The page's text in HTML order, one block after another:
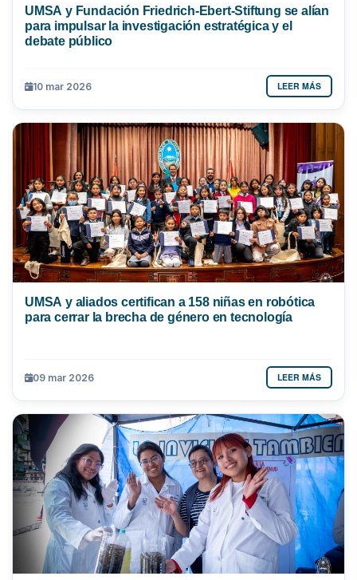
UMSA y Fundación Friedrich-Ebert-Stiftung se alían
para impulsar la investigación estratégica y el
debate público
10 mar 2026 LEER MÁS
UMSA y aliados certifican a 158 niñas en robótica
para cerrar la brecha de género en tecnología
09 mar 2026 LEER MÁS